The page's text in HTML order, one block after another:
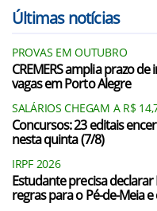
Últimas notícias
PROVAS EM OUTUBRO
CREMERS amplia prazo
vagas em Porto Alegre
SALÁRIOS CHEGAM A R$
Concursos: 23 editais
nesta quinta (7/8)
IRPF 2026
Estudante precisa
regras para o Pé-de-Meia